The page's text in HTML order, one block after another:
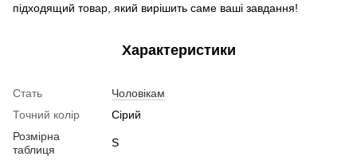
підходящий товар, який вирішить саме ваші завдання!
Характеристики
Стать
Чоловікам
Точний колір
Сірий
Розмірна
таблиця
S